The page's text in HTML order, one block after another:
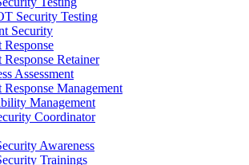
Security Testing
Security
Response
Response Retainer
Assessment
Response Management
Management
Coordinator
Awareness
Trainings